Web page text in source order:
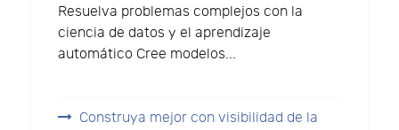
Resuelva problemas complejos con la
ciencia de datos y el aprendizaje
automático Cree modelos...
Construya mejor con visibilidad de la